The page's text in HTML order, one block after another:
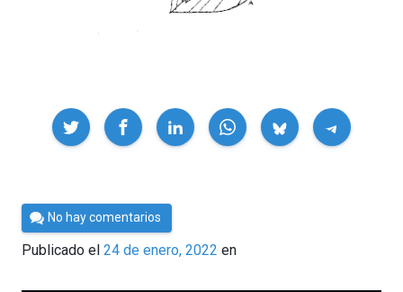
Compartir
Por
César
Tomé
No hay comentarios
Publicado el 24 de enero, 2022 en